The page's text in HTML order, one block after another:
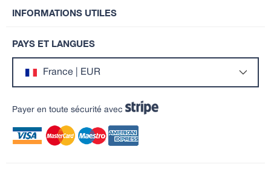
INFORMATIONS UTILES
PAYS ET LANGUES
France | EUR
Payer en toute sécurité avec